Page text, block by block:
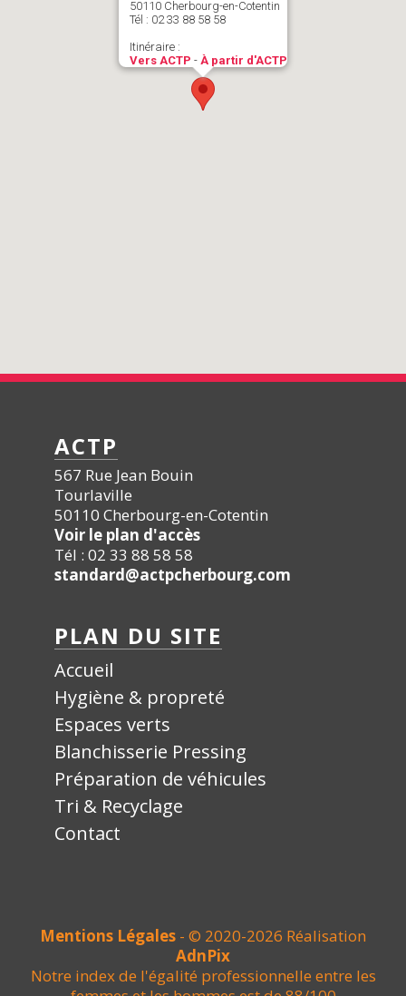
ACTP
567 Rue Jean Bouin
Tourlaville
50110 Cherbourg-en-Cotentin
Voir le plan d'accès
Tél : 02 33 88 58 58
standard@actpcherbourg.com
PLAN DU SITE
Accueil
Hygiène & propreté
Espaces verts
Blanchisserie Pressing
Préparation de véhicules
Tri & Recyclage
Contact
Mentions Légales - © 2020-2026 Réalisation
AdnPix
Notre index de l'égalité professionnelle entre les